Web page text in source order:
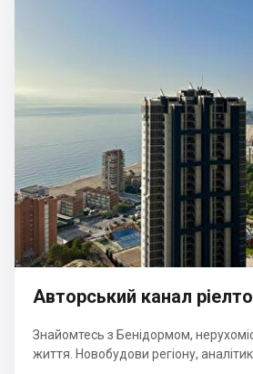
Авторський канал
Знайомтесь з Бенідормом,
життя. Новобудови регіону,